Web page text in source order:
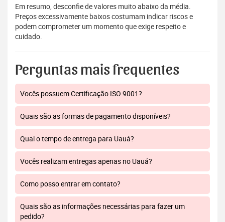
Em resumo, desconfie de valores muito abaixo da média.
Preços excessivamente baixos costumam indicar riscos e
podem comprometer um momento que exige respeito e
cuidado.
Perguntas mais frequentes
Vocês possuem Certificação ISO 9001?
Quais são as formas de pagamento disponíveis?
Qual o tempo de entrega para Uauá?
Vocês realizam entregas apenas no Uauá?
Como posso entrar em contato?
Quais são as informações necessárias para fazer um
pedido?